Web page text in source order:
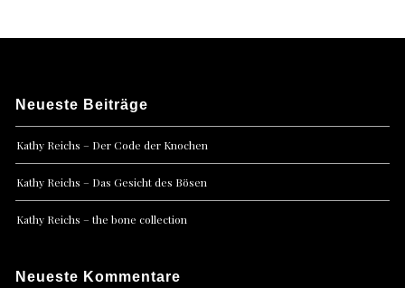
Neueste Beiträge
Kathy Reichs – Der Code der Knochen
Kathy Reichs – Das Gesicht des Bösen
Kathy Reichs – the bone collection
Neueste Kommentare